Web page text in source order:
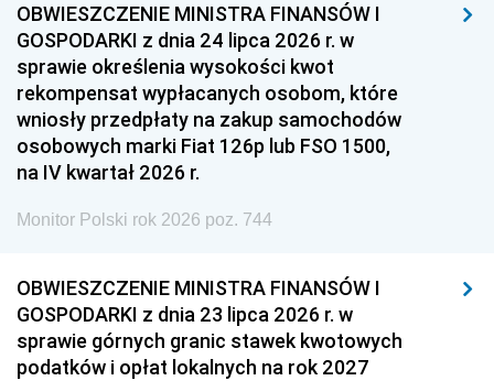
OBWIESZCZENIE MINISTRA FINANSÓW I
GOSPODARKI z dnia 24 lipca 2026 r. w
sprawie określenia wysokości kwot
rekompensat wypłacanych osobom, które
wniosły przedpłaty na zakup samochodów
osobowych marki Fiat 126p lub FSO 1500,
na IV kwartał 2026 r.
Monitor Polski rok 2026 poz. 744
OBWIESZCZENIE MINISTRA FINANSÓW I
GOSPODARKI z dnia 23 lipca 2026 r. w
sprawie górnych granic stawek kwotowych
podatków i opłat lokalnych na rok 2027